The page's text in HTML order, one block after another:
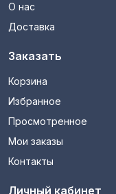
О нас
Доставка
Заказать
Корзина
Избранное
Просмотренное
Мои заказы
Контакты
Личный кабинет